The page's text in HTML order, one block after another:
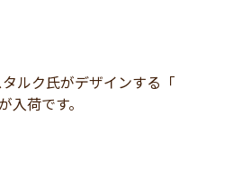
ルク氏がデザインする「
入荷です。